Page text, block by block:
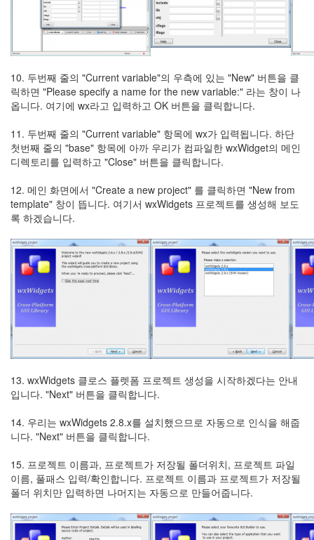
10. 두번째 줄의 "Current variable"의 우측에 있는 "New" 버튼을 클
릭하면 "Please specify a name for the new variable:" 라는 창이 나
옵니다. 여기에 wx라고 입력하고 OK 버튼을 클릭합니다.
11. 두번째 줄의 "Current variable" 항목에 wx가 입력됩니다. 하단
첫번째 줄의 "base" 항목에 아까 우리가 컴파일한 wxWidget의 메인
디렉토리를 입력하고 "Close" 버튼을 클릭합니다.
12. 메인 화면에서 "Create a new project" 를 클릭하면 "New from
template" 창이 뜹니다. 여기서 wxWidgets 프로젝트를 생성해 보도
록 하겠습니다.
13. wxWidgets 클로스 플렛폼 프로젝트 생성을 시작하겠다는 안내
입니다. "Next" 버튼을 클릭합니다.
14. 우리는 wxWidgets 2.8.x를 설치했으므로 자동으로 인식을 해줍
니다. "Next" 버튼을 클릭합니다.
15. 프로젝트 이름과, 프로젝트가 저장될 폴더위치, 프로젝트 파일
이름, 풀패스 입력/확인합니다. 프로젝트 이름과 프로젝트가 저장될
폴더 위치만 입력하면 나머지는 자동으로 만들어줍니다.